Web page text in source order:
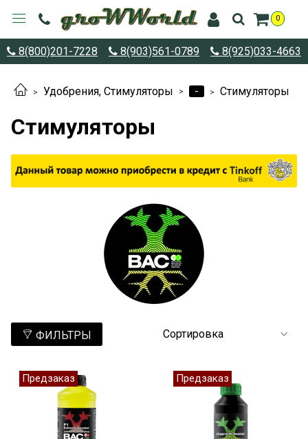
0
8(800)201-7228 8(903)561-0789 8(925)033-4663
Удобрения, Стимуляторы - Стимуляторы
Стимуляторы
ФИЛЬТРЫ
Предзаказ Предзаказ